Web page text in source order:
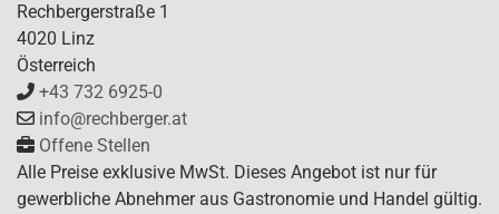
Rechbergerstraße 1
4020 Linz
Österreich
+43 732 6925-0
info@rechberger.at
Offene Stellen
Alle Preise exklusive MwSt. Dieses Angebot ist nur für
gewerbliche Abnehmer aus Gastronomie und Handel gültig.